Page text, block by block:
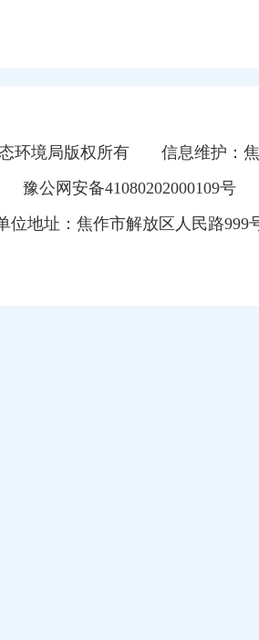
环境局版权所有
信息维护：
豫公网安备41080202000109号
位地址：焦作市解放区人民路999